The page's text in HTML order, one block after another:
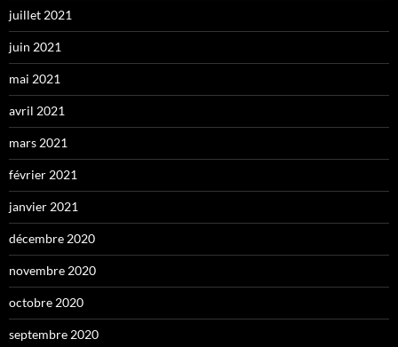
juillet 2021
juin 2021
mai 2021
avril 2021
mars 2021
février 2021
janvier 2021
décembre 2020
novembre 2020
octobre 2020
septembre 2020